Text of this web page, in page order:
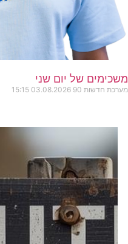
משכימים של יום שני
מערכת חדשות 90 03.08.2026
15:15